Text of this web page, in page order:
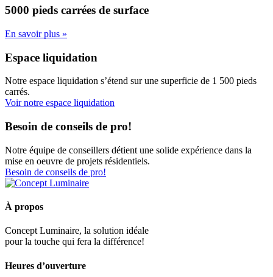
5000 pieds carrées de surface
En savoir plus »
Espace liquidation
Notre espace liquidation s’étend sur une superficie de 1 500 pieds
carrés.
Voir notre espace liquidation
Besoin de conseils de pro!
Notre équipe de conseillers détient une solide expérience dans la
mise en oeuvre de projets résidentiels.
Besoin de conseils de pro!
À propos
Concept Luminaire, la solution idéale
pour la touche qui fera la différence!
Heures d’ouverture